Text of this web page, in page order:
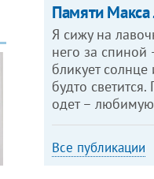
Памяти
Я сижу на
него за спиной
бликует
будто
одет –
Все публикации